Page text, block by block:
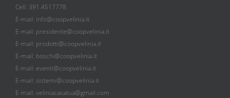
Cell. 391.4517778
E-mail: info@coopvelinia.it
E-mail: presidente@coopvelinia.it
E-mail: prodotti@coopvelinia.it
E-mail: boschi@coopvelinia.it
E-mail: eventi@coopvelinia.it
E-mail: sistemi@coopvelinia.it
E-mail: veliniacasatua@gmail.com